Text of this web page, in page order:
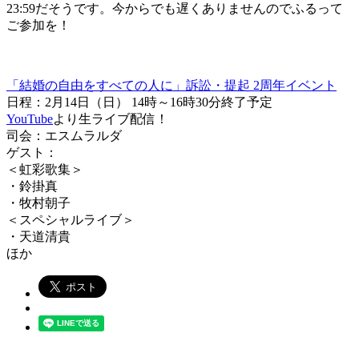
23:59だそうです。今からでも遅くありませんのでふるって
ご参加を！
「結婚の自由をすべての人に」訴訟・提起 2周年イベント
日程：2月14日（日） 14時～16時30分終了予定
YouTubeより生ライブ配信！
司会：エスムラルダ
ゲスト：
＜虹彩歌集＞
・鈴掛真
・牧村朝子
＜スペシャルライブ＞
・天道清貴
ほか